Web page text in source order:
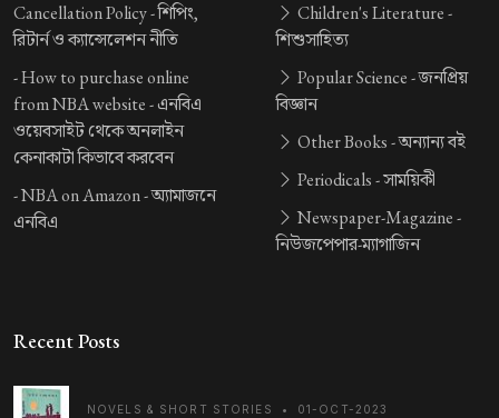
Cancellation Policy -শিপিং,
রিটার্ন ও ক্যান্সেলেশন নীতি
-How to purchase online
from NBA website -এনবিএ
ওয়েবসাইট থেকে অনলাইন
কেনাকাটা কিভাবে করবেন
-NBA on Amazon -অ্যামাজনে
এনবিএ
Children's Literature -
শিশুসাহিত্য
Popular Science -জনপ্রিয়
বিজ্ঞান
Other Books -অন্যান্য বই
Periodicals -সাময়িকী
Newspaper-Magazine -
নিউজপেপার-ম্যাগাজিন
Recent Posts
NOVELS & SHORT STORIES • 01-OCT-2023